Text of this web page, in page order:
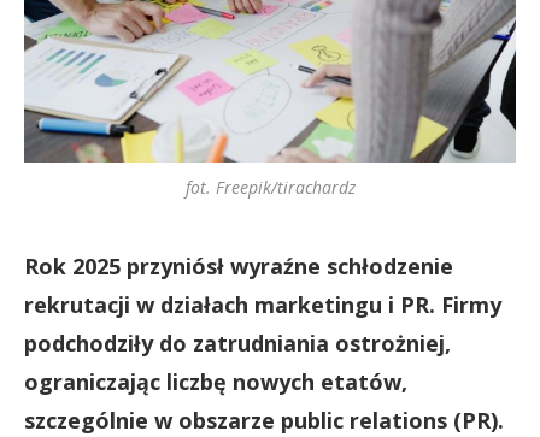
fot. Freepik/tirachardz
Rok 2025 przyniósł wyraźne schłodzenie
rekrutacji w działach marketingu i PR. Firmy
podchodziły do zatrudniania ostrożniej,
ograniczając liczbę nowych etatów,
szczególnie w obszarze public relations (PR).